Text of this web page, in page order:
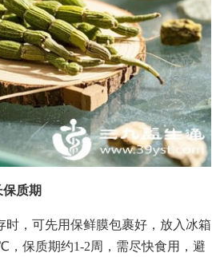
质期
时，可先用保鲜膜包裹好，放入冰箱
，保质期约1-2周，需尽快食用，避